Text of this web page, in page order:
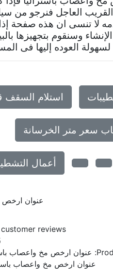
العاجل فنرجو من
لا تنسى ان هذه صفحة
وسنقوم بتجهيزها
العوده إليها فى
استلام
سعر متر الخرسانة
أعمال
عنوان ارخص
customer reviews
عنوان ارخص مخ واعصاب
عنوان ارخص مخ واعصاب